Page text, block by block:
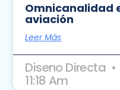
Omnicanalidad
aviación
Leer Más
Diseno Directa
11:18 Am